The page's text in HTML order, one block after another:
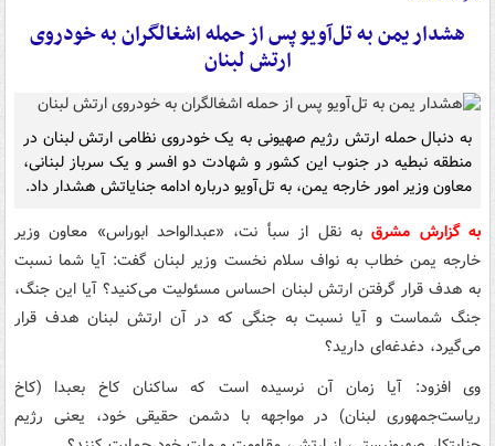
هشدار یمن به تل‌آویو پس از حمله اشغالگران به خودروی
ارتش لبنان
به دنبال حمله ارتش رژیم صهیونی به یک خودروی نظامی ارتش لبنان در
منطقه نبطیه در جنوب این کشور و شهادت دو افسر و یک سرباز لبنانی،
معاون وزیر امور خارجه یمن، به تل‌آویو درباره ادامه جنایاتش هشدار داد.
به گزارش مشرقبه نقل از سبأ نت، «عبدالواحد ابوراس» معاون وزیر
خارجه یمن خطاب به نواف سلام نخست وزیر لبنان گفت: آیا شما نسبت
به هدف قرار گرفتن ارتش لبنان احساس مسئولیت می‌کنید؟ آیا این جنگ،
جنگ شماست و آیا نسبت به جنگی که در آن ارتش لبنان هدف قرار
می‌گیرد، دغدغه‌ای دارید؟
وی افزود: آیا زمان آن نرسیده است که ساکنان کاخ بعبدا (کاخ
ریاست‌جمهوری لبنان) در مواجهه با دشمن حقیقی خود، یعنی رژیم